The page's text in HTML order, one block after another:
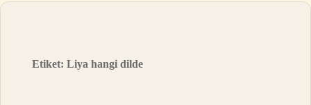
Etiket:Liya hangi dilde